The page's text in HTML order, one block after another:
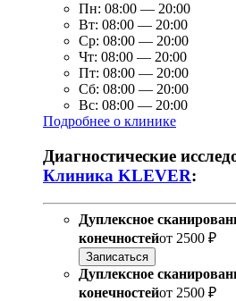
Пн: 08:00 — 20:00
Вт: 08:00 — 20:00
Ср: 08:00 — 20:00
Чт: 08:00 — 20:00
Пт: 08:00 — 20:00
Сб: 08:00 — 20:00
Вс: 08:00 — 20:00
Подробнее о клинике
Диагностические
Клиника KLEVER:
Дуплексное
конечностейот 2500 ₽
Записаться
Дуплексное
конечностейот 2500 ₽